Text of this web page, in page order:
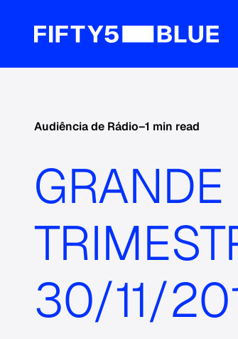
Audiência de Rádio–1 min read
30/11/